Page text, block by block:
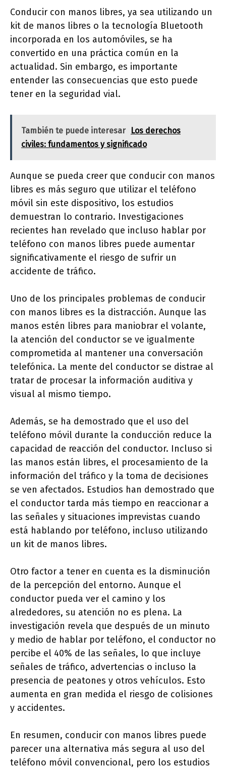
Conducir con manos libres, ya sea utilizando un
kit de manos libres o la tecnología Bluetooth
incorporada en los automóviles, se ha
convertido en una práctica común en la
actualidad. Sin embargo, es importante
entender las consecuencias que esto puede
tener en la seguridad vial.
También te puede interesar
Los derechos
civiles: fundamentos y significado
Aunque se pueda creer que conducir con manos
libres es más seguro que utilizar el teléfono
móvil sin este dispositivo, los estudios
demuestran lo contrario. Investigaciones
recientes han revelado que incluso hablar por
teléfono con manos libres puede aumentar
significativamente el riesgo de sufrir un
accidente de tráfico.
Uno de los principales problemas de conducir
con manos libres es la distracción. Aunque las
manos estén libres para maniobrar el volante,
la atención del conductor se ve igualmente
comprometida al mantener una conversación
telefónica. La mente del conductor se distrae al
tratar de procesar la información auditiva y
visual al mismo tiempo.
Además, se ha demostrado que el uso del
teléfono móvil durante la conducción reduce la
capacidad de reacción del conductor. Incluso si
las manos están libres, el procesamiento de la
información del tráfico y la toma de decisiones
se ven afectados. Estudios han demostrado que
el conductor tarda más tiempo en reaccionar a
las señales y situaciones imprevistas cuando
está hablando por teléfono, incluso utilizando
un kit de manos libres.
Otro factor a tener en cuenta es la disminución
de la percepción del entorno. Aunque el
conductor pueda ver el camino y los
alrededores, su atención no es plena. La
investigación revela que después de un minuto
y medio de hablar por teléfono, el conductor no
percibe el 40% de las señales, lo que incluye
señales de tráfico, advertencias o incluso la
presencia de peatones y otros vehículos. Esto
aumenta en gran medida el riesgo de colisiones
y accidentes.
En resumen, conducir con manos libres puede
parecer una alternativa más segura al uso del
teléfono móvil convencional, pero los estudios